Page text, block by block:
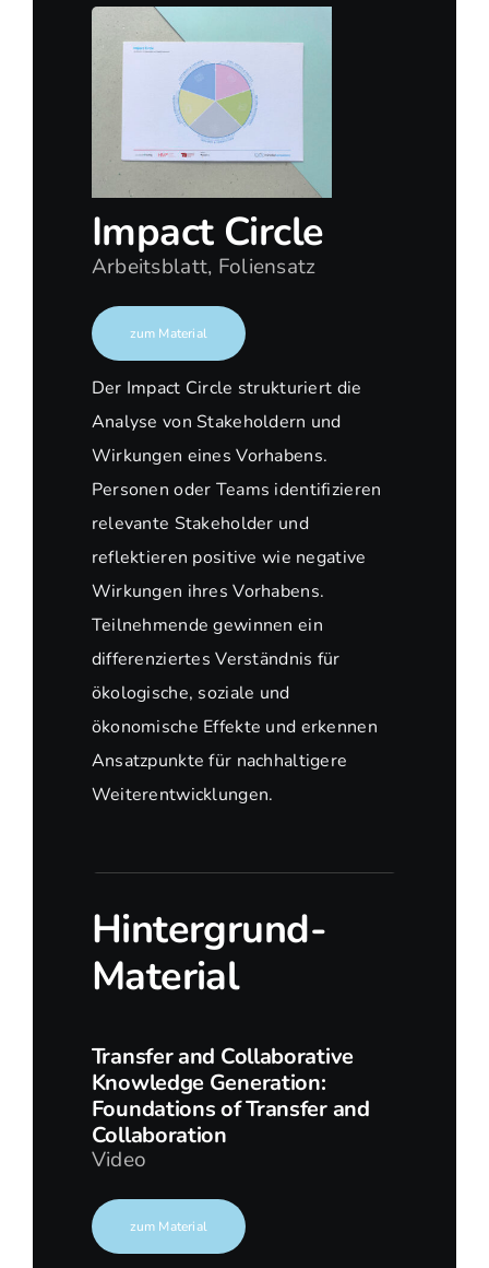
Impact Circle
Arbeitsblatt, Foliensatz
zum Material
Der Impact Circle strukturiert die
Analyse von Stakeholdern und
Wirkungen eines Vorhabens.
Personen oder Teams identifizieren
relevante Stakeholder und
reflektieren positive wie negative
Wirkungen ihres Vorhabens.
Teilnehmende gewinnen ein
differenziertes Verständnis für
ökologische, soziale und
ökonomische Effekte und erkennen
Ansatzpunkte für nachhaltigere
Weiterentwicklungen.
Hintergrund-
Material
Transfer and Collaborative
Knowledge Generation:
Foundations of Transfer and
Collaboration
Video
zum Material